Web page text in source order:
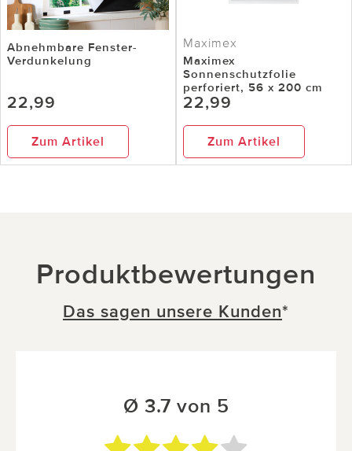
Abnehmbare Fenster-
Verdunkelung
22,99
Zum Artikel
Maximex
Maximex
Sonnenschutzfolie
perforiert, 56 x 200 cm
22,99
Zum Artikel
Produktbewertungen
Das sagen unsere Kunden*
Ø 3.7 von 5